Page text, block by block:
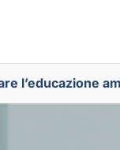
l’educazione